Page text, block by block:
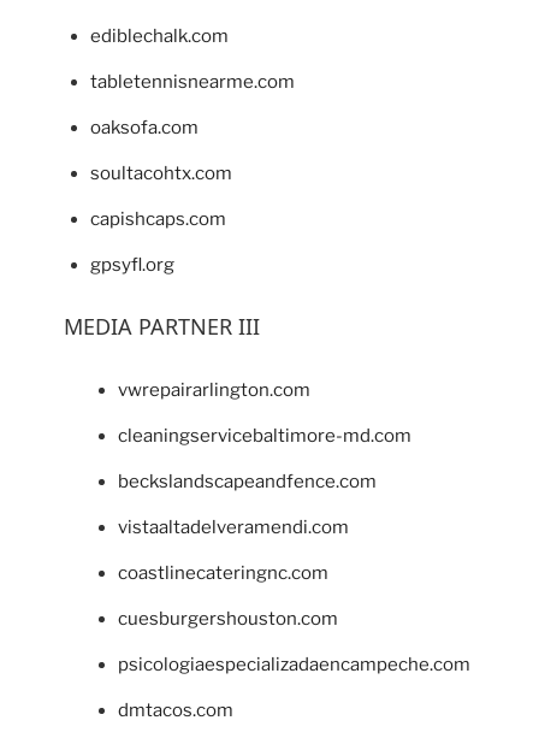
ediblechalk.com
tabletennisnearme.com
oaksofa.com
soultacohtx.com
capishcaps.com
gpsyfl.org
MEDIA PARTNER III
vwrepairarlington.com
cleaningservicebaltimore-md.com
beckslandscapeandfence.com
vistaaltadelveramendi.com
coastlinecateringnc.com
cuesburgershouston.com
psicologiaespecializadaencampeche.com
dmtacos.com